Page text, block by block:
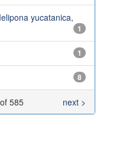
yucatanica,
1
1
8
585 next >